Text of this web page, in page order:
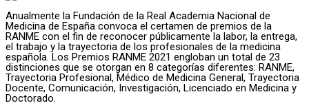
Anualmente la Fundación de la Real Academia Nacional de
Medicina de España convoca el certamen de premios de la
RANME con el fin de reconocer públicamente la labor, la entrega,
el trabajo y la trayectoria de los profesionales de la medicina
española. Los Premios RANME 2021 engloban un total de 23
distinciones que se otorgan en 8 categorías diferentes: RANME,
Trayectoria Profesional, Médico de Medicina General, Trayectoria
Docente, Comunicación, Investigación, Licenciado en Medicina y
Doctorado.